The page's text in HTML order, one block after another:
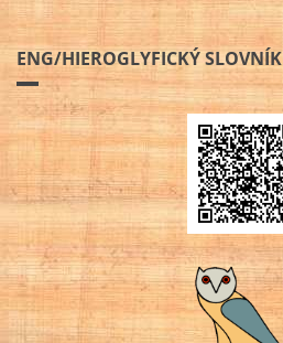
ENG/HIEROGLYFICKÝ SLOVNÍK